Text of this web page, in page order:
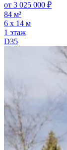
от 3 025 000 ₽
84 м²
6 х 14 м
1 этаж
D35